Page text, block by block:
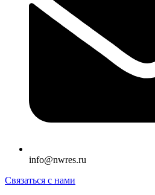
info@nwres.ru
Связаться с нами